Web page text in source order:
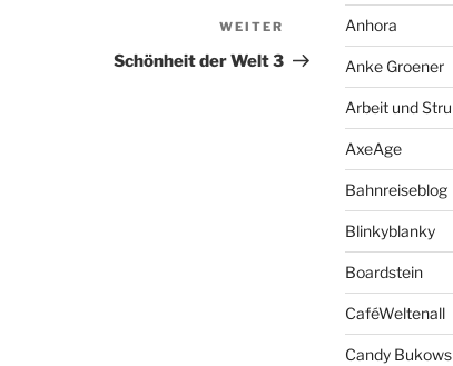
Nächster
Beitrag
WEITER
Schönheit der Welt 3
Anhora
Anke Groener
Arbeit und
AxeAge
Bahnreiseblog
Blinkyblanky
Boardstein
CaféWeltenall
Candy